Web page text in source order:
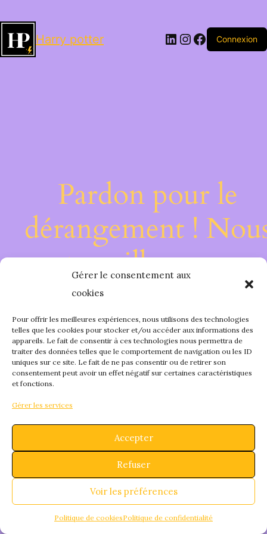
Gérer le consentement aux
cookies
Pour offrir les meilleures expériences, nous utilisons des technologies
telles que les cookies pour stocker et/ou accéder aux informations des
appareils. Le fait de consentir à ces technologies nous permettra de
traiter des données telles que le comportement de navigation ou les ID
uniques sur ce site. Le fait de ne pas consentir ou de retirer son
consentement peut avoir un effet négatif sur certaines caractéristiques
et fonctions.
Gérer les services
Accepter
Refuser
Voir les préférences
Politique de cookiesPolitique de confidentialité
Harry potter LinkedIn
Instagram
Facebook
Connexion
Pardon pour le
dérangement !
travaillons sur
quelque chose de
fantastique –
bientôt !